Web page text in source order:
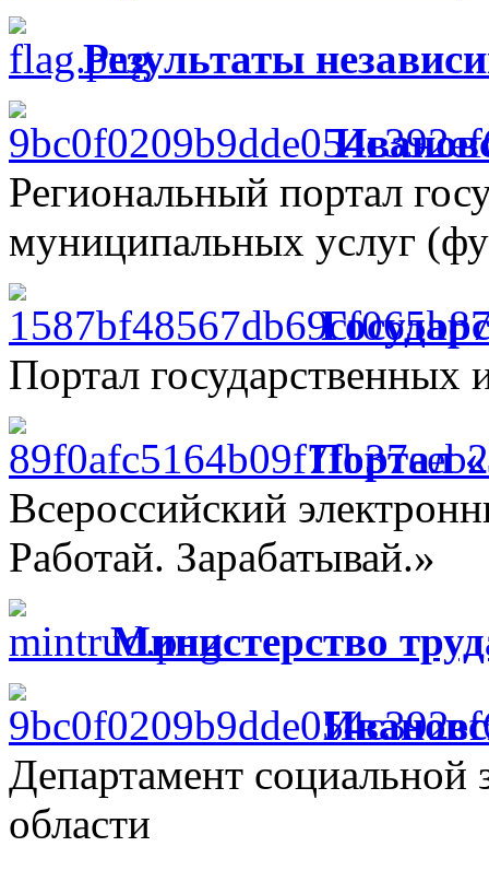
Результаты
Региональный портал
муниципальных услуг
Портал
Портал
Всероссийский
Работай. Зарабатывай.»
Министерство
Департамент социальной
области